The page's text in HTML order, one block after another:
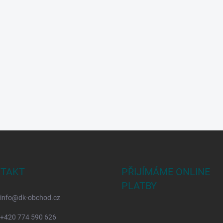
info@dk-obchod.cz
+420 774 590 626
PŘIJÍMÁME ONLINE
PLATBY